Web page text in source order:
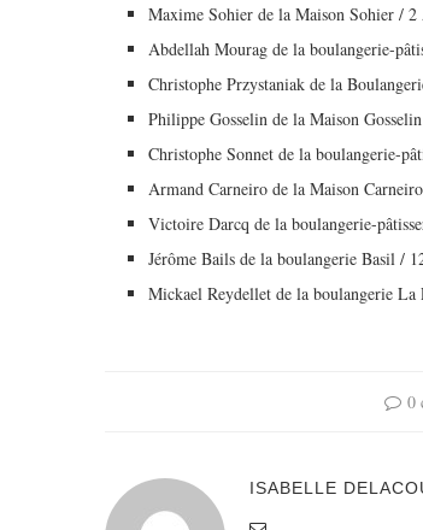
Maxime Sohier de la Maison Sohier /
Abdellah Mourag de la boulangerie-
Christophe Przystaniak de la
Philippe Gosselin de la Maison
Christophe Sonnet de la boulangerie-
Armand Carneiro de la Maison
Victoire Darcq de la boulangerie-
Jérôme Bails de la boulangerie Basil /
Mickael Reydellet de la boulangerie La
0
ISABELLE